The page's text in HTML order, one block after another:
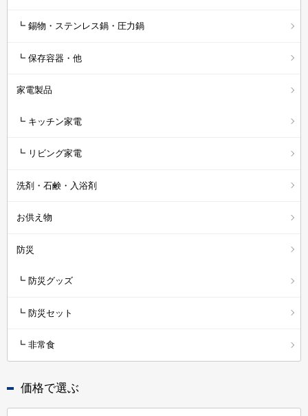
┗ 錫物・ステンレス鍋・圧力鍋
┗ 保存容器・他
家電製品
┗ キッチン家電
┗ リビング家電
洗剤・石鹸・入浴剤
お供え物
防災
┗ 防災グッズ
┗ 防災セット
┗ 非常食
価格で選ぶ